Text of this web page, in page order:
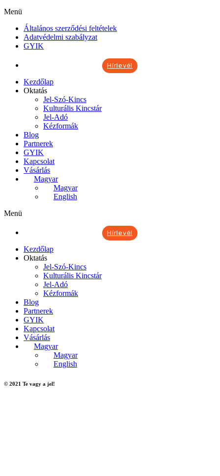
Menü
Általános szerződési feltételek
Adatvédelmi szabályzat
GYIK
Hírlevél
Kezdőlap
Oktatás
Jel-Szó-Kincs
Kulturális Kincstár
Jel-Adó
Kézformák
Blog
Partnerek
GYIK
Kapcsolat
Vásárlás
Magyar
Magyar
English
Menü
Hírlevél
Kezdőlap
Oktatás
Jel-Szó-Kincs
Kulturális Kincstár
Jel-Adó
Kézformák
Blog
Partnerek
GYIK
Kapcsolat
Vásárlás
Magyar
Magyar
English
© 2021 Te vagy a jel!